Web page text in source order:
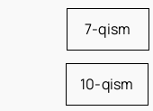
7-qism
10-qism